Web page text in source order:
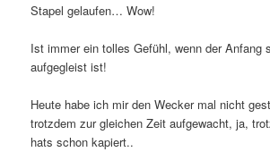
Stapel gelaufen… Wow!
Ist immer ein tolles Gefühl, wenn der Anfang
aufgegleist ist!
Heute habe ich mir den Wecker mal nicht
trotzdem zur gleichen Zeit aufgewacht, ja,
hats schon kapiert..